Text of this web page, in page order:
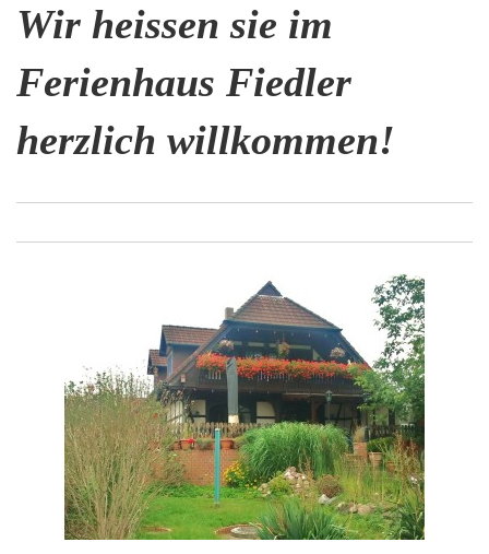
Wir heissen sie im
Ferienhaus Fiedler
herzlich willkommen!